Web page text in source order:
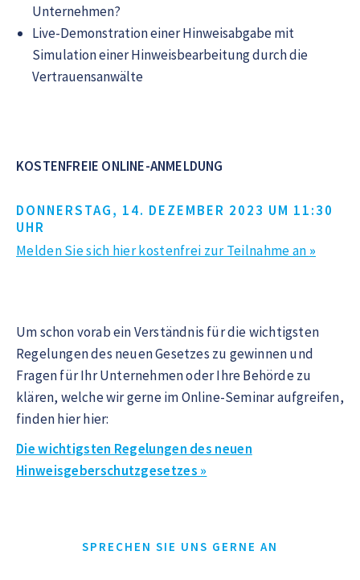
Unternehmen?
Live-Demonstration einer Hinweisabgabe mit
Simulation einer Hinweisbearbeitung durch die
Vertrauensanwälte
KOSTENFREIE ONLINE-ANMELDUNG
DONNERSTAG, 14. DEZEMBER 2023 UM 11:30
UHR
Melden Sie sich hier kostenfrei zur Teilnahme an »
Um schon vorab ein Verständnis für die wichtigsten
Regelungen des neuen Gesetzes zu gewinnen und
Fragen für Ihr Unternehmen oder Ihre Behörde zu
klären, welche wir gerne im Online-Seminar aufgreifen,
finden hier hier:
Die wichtigsten Regelungen des neuen
Hinweisgeberschutzgesetzes »
SPRECHEN SIE UNS GERNE AN